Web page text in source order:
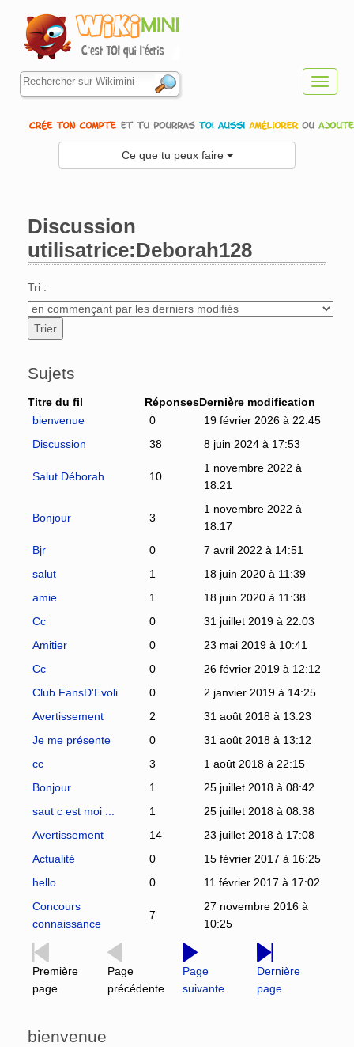
Ce que tu peux faire
Discussion
utilisatrice:Deborah128
Tri :
Sujets
Titre du fil RéponsesDernière modification
bienvenue
0
19 février 2026 à 22:45
Discussion
38 8 juin 2024 à 17:53
Salut Déborah 10
1 novembre 2022 à
18:21
Bonjour 3
1 novembre 2022 à
18:17
Bjr
0
7 avril 2022 à 14:51
salut
1
18 juin 2020 à 11:39
amie
1
18 juin 2020 à 11:38
Cc
0
31 juillet 2019 à 22:03
Amitier
0
23 mai 2019 à 10:41
Cc
0
26 février 2019 à 12:12
Club FansD'Evoli
0
2 janvier 2019 à 14:25
Avertissement
2
31 août 2018 à 13:23
Je me présente
0
31 août 2018 à 13:12
cc
3
1 août 2018 à 22:15
Bonjour
1
25 juillet 2018 à 08:42
saut c est moi ...
1
25 juillet 2018 à 08:38
Avertissement
14
23 juillet 2018 à 17:08
Actualité
0
15 février 2017 à 16:25
hello
0
11 février 2017 à 17:02
Concours
connaissance
7
27 novembre 2016 à
10:25
Première
page
Page
précédente
Page
suivante
Dernière
page
bienvenue